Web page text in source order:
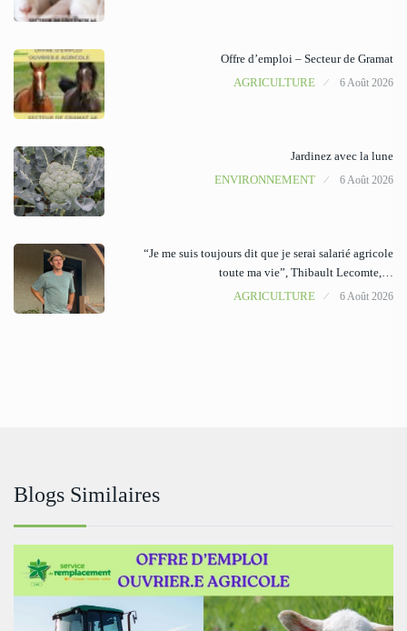
Offre d’emploi – Secteur de Gramat
AGRICULTURE
6 Août 2026
Jardinez avec la lune
ENVIRONNEMENT
6 Août 2026
“Je me suis toujours dit que je serai salarié agricole
toute ma vie”, Thibault Lecomte,…
AGRICULTURE
6 Août 2026
Blogs Similaires